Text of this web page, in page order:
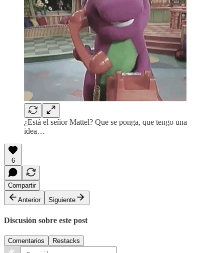
¿Está el señor Mattel? Que se ponga, que tengo una
idea…
6
Compartir
Anterior
Siguiente
Discusión sobre este post
Comentarios Restacks